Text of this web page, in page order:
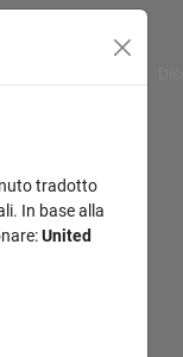
tradotto
In base alla
United